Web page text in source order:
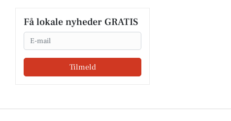
Få lokale nyheder GRATIS
Email
Tilmeld